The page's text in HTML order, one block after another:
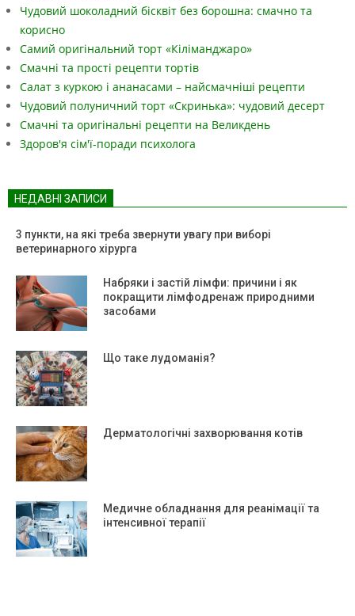
Чудовий шоколадний бісквіт без борошна: смачно та
корисно
Самий оригінальний торт «Кіліманджаро»
Смачні та прості рецепти тортів
Салат з куркою і ананасами – найсмачніші рецепти
Чудовий полуничний торт «Скринька»: чудовий десерт
Смачні та оригінальні рецепти на Великдень
Здоров'я сім'ї-поради психолога
НЕДАВНІ ЗАПИСИ
3 пункти, на які треба звернути увагу при виборі
ветеринарного хірурга
Набряки і застій лімфи: причини і як
покращити лімфодренаж природними
засобами
Що таке лудоманія?
Дерматологічні захворювання котів
Медичне обладнання для реанімації та
інтенсивної терапії